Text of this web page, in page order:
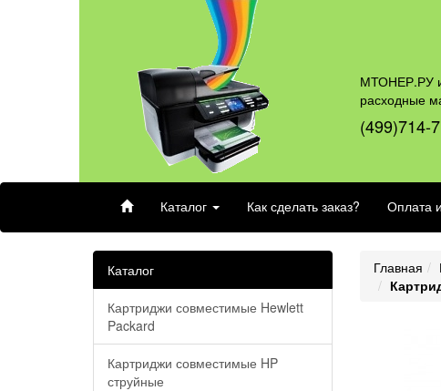
МТОНЕР.РУ
расходные
(499)714-
Каталог Как сделать заказ? Оплата
Каталог
Картриджи совместимые Hewlett
Packard
Картриджи совместимые HP
струйные
Главная